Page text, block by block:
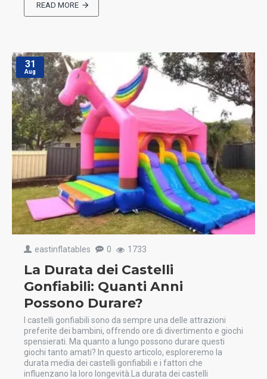
READ MORE
31
Aug
eastinflatables 0 1733
La Durata dei Castelli
Gonfiabili: Quanti Anni
Possono Durare?
I castelli gonfiabili sono da sempre una delle attrazioni
preferite dei bambini, offrendo ore di divertimento e giochi
spensierati. Ma quanto a lungo possono durare questi
giochi tanto amati? In questo articolo, esploreremo la
durata media dei castelli gonfiabili e i fattori che
influenzano la loro longevità.La durata dei castelli